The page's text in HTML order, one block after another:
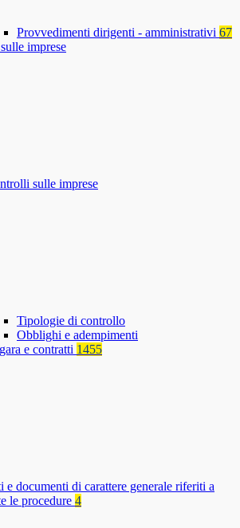
Provvedimenti dirigenti - amministrativi 67
imprese
sulle imprese
Tipologie di controllo
Obblighi e adempimenti
e contratti 1455
e documenti di carattere generale riferiti a
le procedure 4